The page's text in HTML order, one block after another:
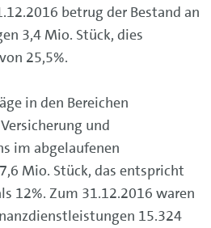
betrug der Bestand an
3,4 Mio. Stück, dies
25,5%.
in den Bereichen
und
im abgelaufenen
Mio. Stück, das entspricht
12%. Zum 31.12.2016 waren
15.324